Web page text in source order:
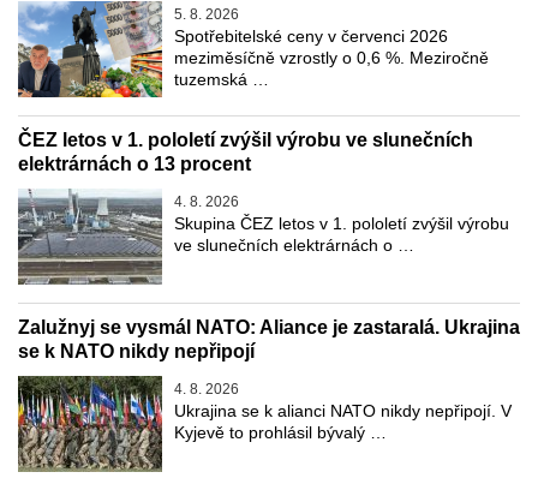
5. 8. 2026
Spotřebitelské ceny v červenci 2026
meziměsíčně vzrostly o 0,6 %. Meziročně
tuzemská …
ČEZ letos v 1. pololetí zvýšil výrobu ve slunečních
elektrárnách o 13 procent
4. 8. 2026
Skupina ČEZ letos v 1. pololetí zvýšil výrobu
ve slunečních elektrárnách o …
Zalužnyj se vysmál NATO: Aliance je zastaralá. Ukrajina
se k NATO nikdy nepřipojí
4. 8. 2026
Ukrajina se k alianci NATO nikdy nepřipojí. V
Kyjevě to prohlásil bývalý …